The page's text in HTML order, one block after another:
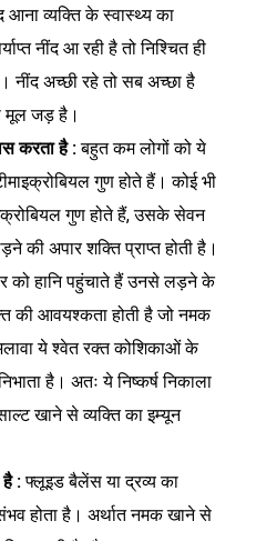
आना व्यक्ति के स्वास्थ्य का
नींद आ रही है तो निश्चित ही
नींद अच्छी रहे तो सब अच्छा है
मूल जड़ है।
करता है :बहुत कम लोगों को ये
गुण होते हैं। कोई भी
गुण होते हैं, उसके सेवन
की अपार शक्ति प्राप्त होती है।
को हानि पहुंचाते हैं उनसे लड़ने के
की आवयश्कता होती है जो नमक
ये श्वेत रक्त कोशिकाओं के
है। अतः ये निष्कर्ष निकाला
खाने से व्यक्ति का इम्यून
है :फ्लूइड बैलेंस या द्रव्य का
होता है। अर्थात नमक खाने से